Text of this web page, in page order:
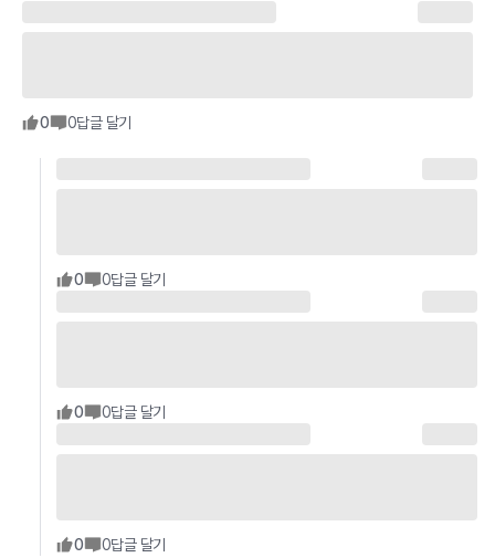
0 0답글 달기
0 0답글 달기
0 0답글 달기
0 0답글 달기